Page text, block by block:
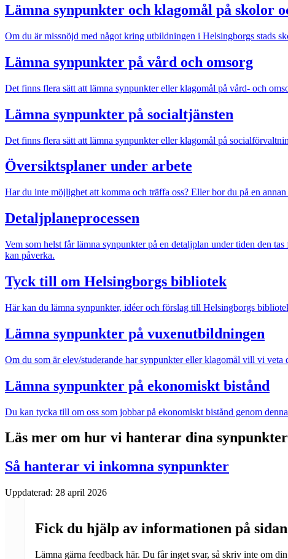
Lämna synpunkter och klagomål på skolor
Om du är missnöjd med något kring utbildningen i Helsingborgs stads
Lämna synpunkter på vård och omsorg
Det finns flera sätt att lämna synpunkter eller klagomål på vård- och
Lämna synpunkter på socialtjänsten
Det finns flera sätt att lämna synpunkter eller klagomål på
Översiktsplaner under arbete
Har du inte möjlighet att komma och träffa oss? Eller bor du på en
Detaljplaneprocessen
Vem som helst får lämna synpunkter på en detaljplan under tiden den
kan påverka.
Tyck till om Helsingborgs bibliotek
Här kan du lämna synpunkter, idéer och förslag till Helsingborgs
Lämna synpunkter på vuxenutbildningen
Om du som är elev/studerande har synpunkter eller klagomål vill vi veta
Lämna synpunkter på ekonomiskt bistånd
Du kan tycka till om oss som jobbar på ekonomiskt bistånd genom
Läs mer om hur vi hanterar dina synpunkter
Så hanterar vi inkomna synpunkter
Uppdaterad: 28 april 2026
Fick du hjälp av informationen på
Lämna gärna feedback här. Du får inget svar, så skriv inte om